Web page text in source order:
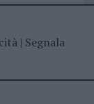
| Segnala